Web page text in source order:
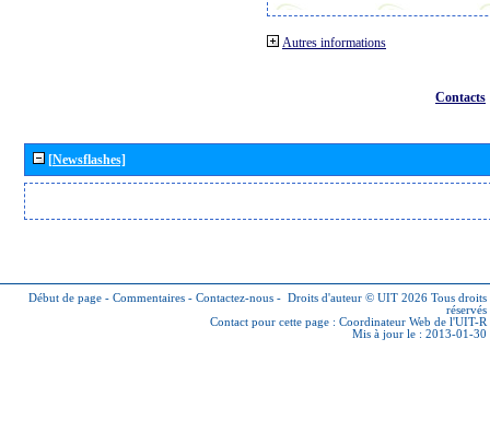
Autres informations
Contacts
[Newsflashes]
Début de page - Commentaires - Contactez-nous - Droits d'auteur © UIT 2026 Tous droits
réservés
Contact pour cette page : Coordinateur Web de l'UIT-R
Mis à jour le : 2013-01-30